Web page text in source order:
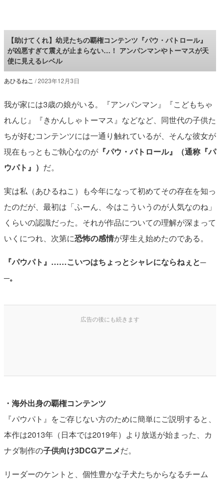
ロケットニュース24
【助けてくれ】幼児たちの覇権コンテンツ『パウ・パトロール』
が凶悪すぎて震えが止まらない…！ アンパンマンやトーマスが天
使に見えるレベル
あひるねこ 2023年12月3日
我が家には3歳の娘がいる。『アンパンマン』『こどもちゃ
れんじ』『きかんしゃトーマス』などなど、同世代の子供た
ちが好むコンテンツには一通り触れているが、そんな彼女が
現在もっともご執心なのが『パウ・パトロール』（通称『パ
ウパト』） だ。
実は私（あひるねこ）も今年になって初めてその存在を知っ
たのだが、最初は「ふーん、今はこういうのが人気なのね」
くらいの認識だった。それが作品についての理解が深まって
いくにつれ、次第に恐怖の感情が芽生え始めたのである。
『パウパト』……こいつはちょっとシャレにならねぇと─
─。
・海外出身の覇権コンテンツ
『パウパト』をご存じない方のために簡単にご説明すると、
本作は2013年（日本では2019年）より放送が始まった、カ
ナダ制作の子供向け3DCGアニメだ。
リーダーのケントと、個性豊かな子犬たちからなるチーム